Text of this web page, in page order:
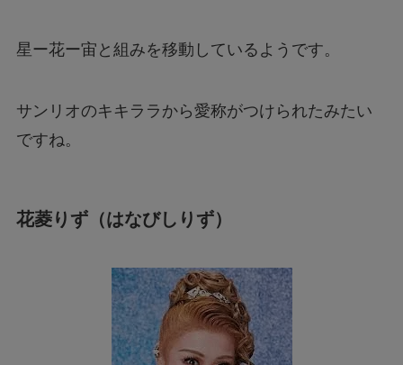
星ー花ー宙と組みを移動しているようです。
サンリオのキキララから愛称がつけられたみたい
ですね。
花菱りず（はなびしりず）